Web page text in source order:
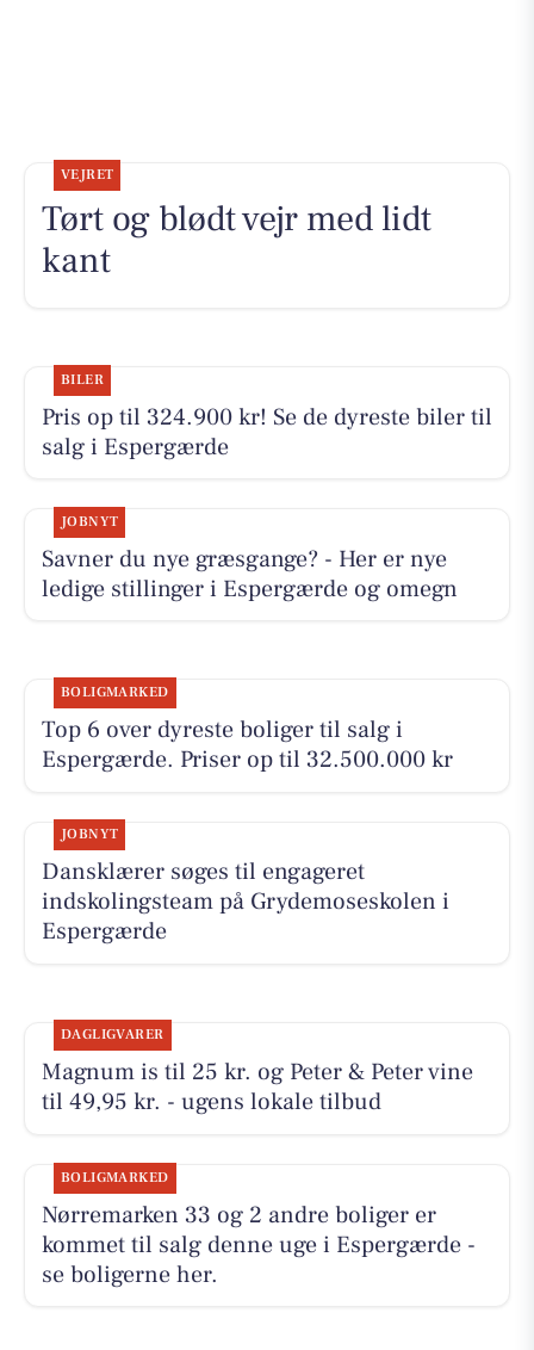
VEJRET
Tørt og blødt vejr med lidt
kant
BILER
Pris op til 324.900 kr! Se de dyreste biler til
salg i Espergærde
JOBNYT
Savner du nye græsgange? - Her er nye
ledige stillinger i Espergærde og omegn
BOLIGMARKED
Top 6 over dyreste boliger til salg i
Espergærde. Priser op til 32.500.000 kr
JOBNYT
Dansklærer søges til engageret
indskolingsteam på Grydemoseskolen i
Espergærde
DAGLIGVARER
Magnum is til 25 kr. og Peter & Peter vine
til 49,95 kr. - ugens lokale tilbud
BOLIGMARKED
Nørremarken 33 og 2 andre boliger er
kommet til salg denne uge i Espergærde -
se boligerne her.